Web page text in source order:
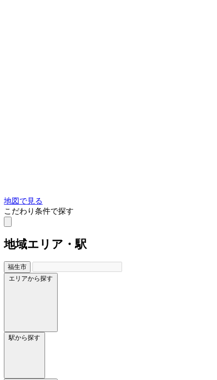
地図で見る
こだわり条件で探す
地域エリア・駅
福生市
エリアから探す
駅から探す